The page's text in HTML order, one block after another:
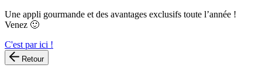
Une appli gourmande et des avantages exclusifs toute l’année !
Venez 🙂
C'est par ici !
Retour